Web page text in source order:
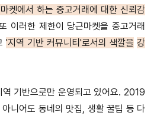
켓에서 하는 중고거래에 대한 신뢰감
이러한 제한이 당근마켓을 중고거래
'지역 기반 커뮤니티'로서의 색깔을 강
기반으로만 운영되고 있어요. 2019
니어도 동네의 맛집, 생활 꿀팁 등 다